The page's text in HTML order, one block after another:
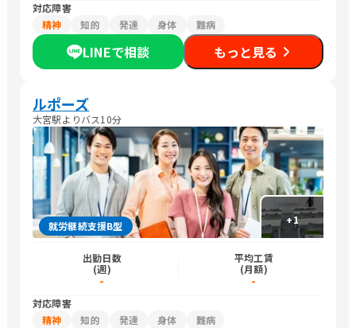
対応障害
精神
知的 発達 身体 難病
LINEで相談 もっと見る
ルポーズ
大宮駅よりバス10分
+1
就労継続支援B型
出勤日数
(週)
-
平均工賃
(月額)
-
対応障害
精神
知的 発達 身体 難病